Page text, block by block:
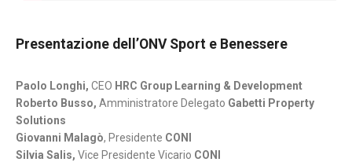
Presentazione dell’ONV Sport e Benessere
Paolo Longhi, CEO HRC Group Learning & Development
Roberto Busso, Amministratore Delegato Gabetti Property
Solutions
Giovanni Malagò, Presidente CONI
Silvia Salis, Vice Presidente Vicario CONI